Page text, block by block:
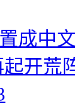
成中
开荒